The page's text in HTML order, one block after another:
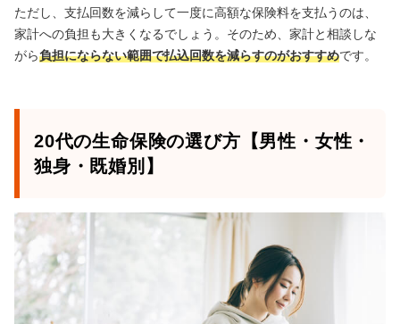
ただし、支払回数を減らして一度に高額な保険料を支払うのは、
家計への負担も大きくなるでしょう。そのため、家計と相談しな
がら負担にならない範囲で払込回数を減らすのがおすすめです。
20代の生命保険の選び方【男性・女性・
独身・既婚別】